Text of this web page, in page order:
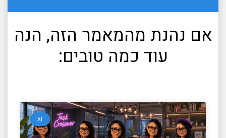
אם נהנת מהמאמר הזה, הנה
עוד כמה טובים:
AI